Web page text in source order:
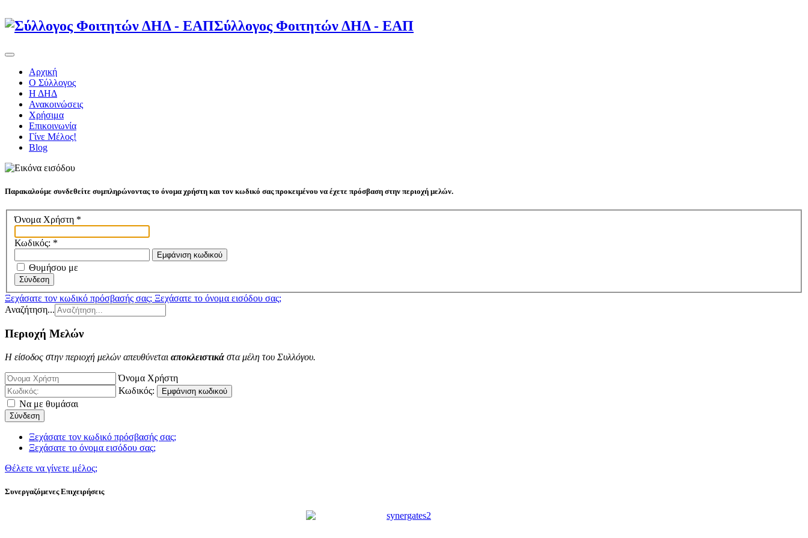
Σύλλογος Φοιτητών ΔΗΔ - ΕΑΠ
Αρχική
Ο Σύλλογος
Η ΔΗΔ
Ανακοινώσεις
Χρήσιμα
Επικοινωνία
Γίνε Μέλος!
Blog
Παρακαλούμε συνδεθείτε συμπληρώνοντας το όνομα χρήστη και τον κωδικό σας προκειμένου να έχετε πρόσβαση στην περιοχή μελών.
Όνομα Χρήστη *
Κωδικός: *
Εμφάνιση κωδικού
Θυμήσου με
Σύνδεση
Ξεχάσατε τον κωδικό πρόσβασής σας; Ξεχάσατε το όνομα εισόδου σας;
Αναζήτηση...
Περιοχή Μελών
Η είσοδος στην περιοχή μελών απευθύνεται αποκλειστικά στα μέλη του Συλλόγου.
Όνομα Χρήστη
Κωδικός:
Εμφάνιση κωδικού
Να με θυμάσαι
Σύνδεση
Ξεχάσατε τον κωδικό πρόσβασής σας;
Ξεχάσατε το όνομα εισόδου σας;
Θέλετε να γίνετε μέλος;
Συνεργαζόμενες Επιχειρήσεις